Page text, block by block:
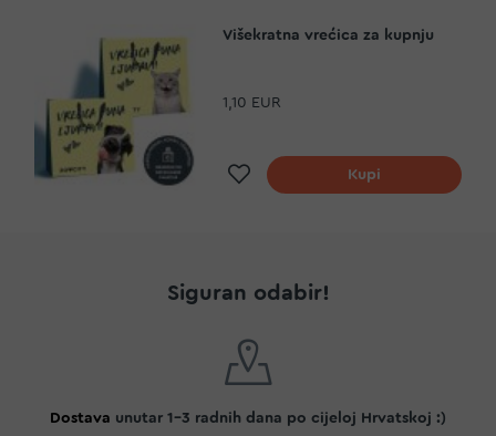
Višekratna vrećica za kupnju
1,10 EUR
Dodaj na listu želja
Kupi
Siguran odabir!
Dostava unutar 1-3 radnih dana po cijeloj Hrvatskoj :)